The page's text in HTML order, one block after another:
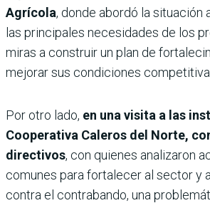
Agrícola, donde abordó la situación
las principales necesidades de los
miras a construir un plan de
mejorar sus condiciones
Por otro lado, en una visita a las
Cooperativa Caleros del Norte,
directivos, con quienes analizaron
comunes para fortalecer al sector y
contra el contrabando, una